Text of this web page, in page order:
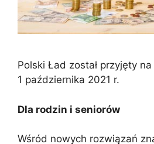
Polski Ład został przyjęty
1 października 2021 r.
Dla rodzin i seniorów
Wśród nowych rozwiązań